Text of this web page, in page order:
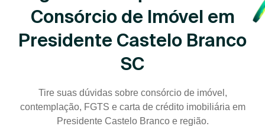
Consórcio de Imóvel em
Presidente Castelo Branco
SC
Tire suas dúvidas sobre consórcio de imóvel,
contemplação, FGTS e carta de crédito imobiliária em
Presidente Castelo Branco e região.